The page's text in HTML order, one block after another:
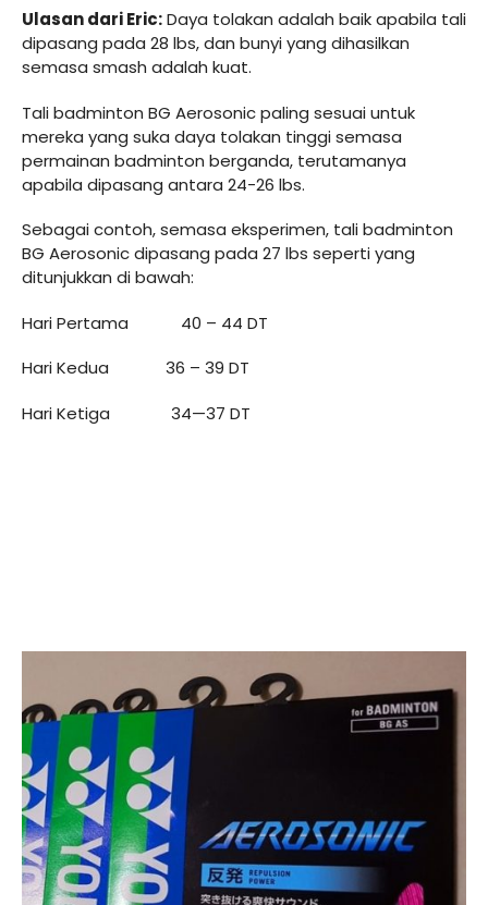
Ulasan dari Eric:Daya tolakan adalah baik apabila tali
dipasang pada 28 lbs, dan bunyi yang dihasilkan
semasa smash adalah kuat.
Tali badminton BG Aerosonic paling sesuai untuk
mereka yang suka daya tolakan tinggi semasa
permainan badminton berganda, terutamanya
apabila dipasang antara 24-26 lbs.
Sebagai contoh, semasa eksperimen, tali badminton
BG Aerosonic dipasang pada 27 lbs seperti yang
ditunjukkan di bawah:
Hari Pertama 40 – 44 DT
Hari Kedua 36 – 39 DT
Hari Ketiga 34—37 DT